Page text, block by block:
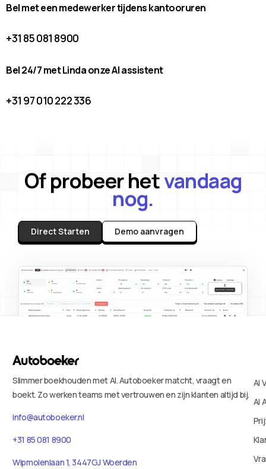
Bel met een medewerker tijdens kantooruren
+31 85 081 8900
Bel 24/7 met Linda onze AI assistent
+31 97 010 222 336
Of probeer hetvandaag
nog.
Direct Starten Demo aanvragen
Slimmer boekhouden met AI. Autoboeker matcht, vraagt en
boekt. Zo werken teams met vertrouwen en zijn klanten altijd bij.
info@autoboeker.nl
+31 85 081 8900
Wipmolenlaan 1, 3447GJ Woerden
AI
AI